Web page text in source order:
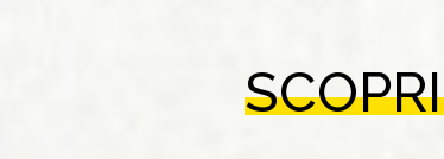
SCOPRI